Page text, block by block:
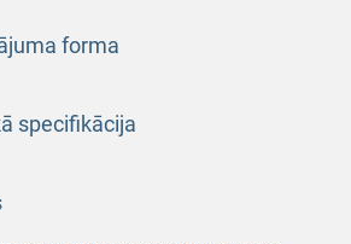
forma
specifikācija
piedalīties cenu